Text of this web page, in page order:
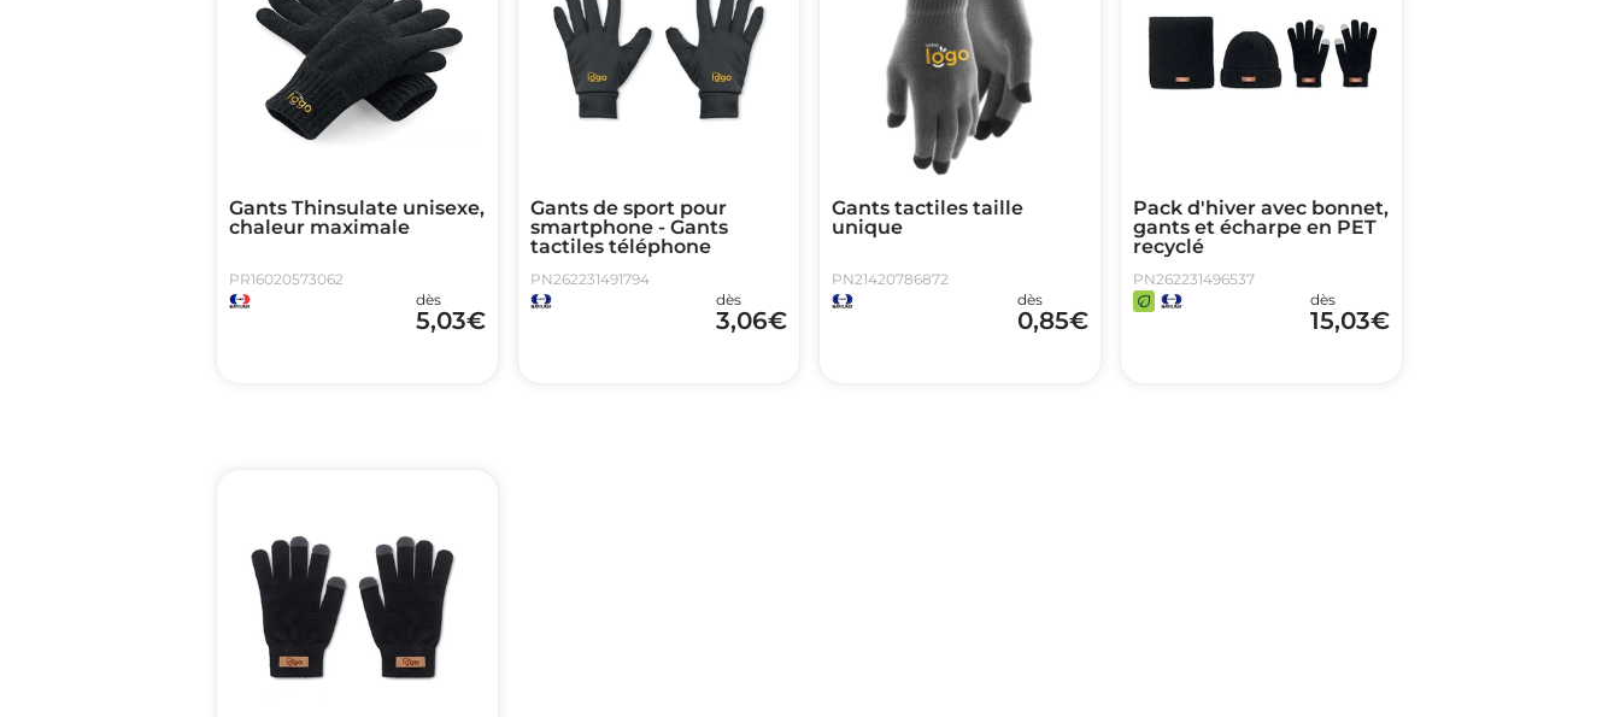
Gants Thinsulate unisexe,
chaleur maximale
PR16020573062
dès
5,03€
Gants de sport pour
smartphone - Gants
tactiles téléphone
PN262231491794
dès
3,06€
Gants tactiles taille
unique
PN21420786872
dès
0,85€
Pack d'hiver avec bonnet,
gants et écharpe en PET
recyclé
PN262231496537
dès
15,03€